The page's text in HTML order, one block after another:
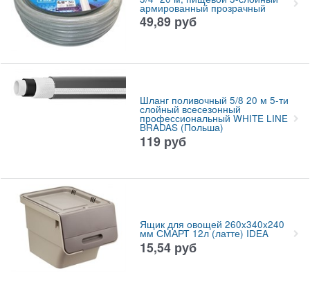
армированный прозрачный
49,89 руб
Шланг поливочный 5/8 20 м 5-ти
слойный всесезонный
профессиональный WHITE LINE
BRADAS (Польша)
119 руб
Ящик для овощей 260x340x240
мм СМАРТ 12л (латте) IDEA
15,54 руб